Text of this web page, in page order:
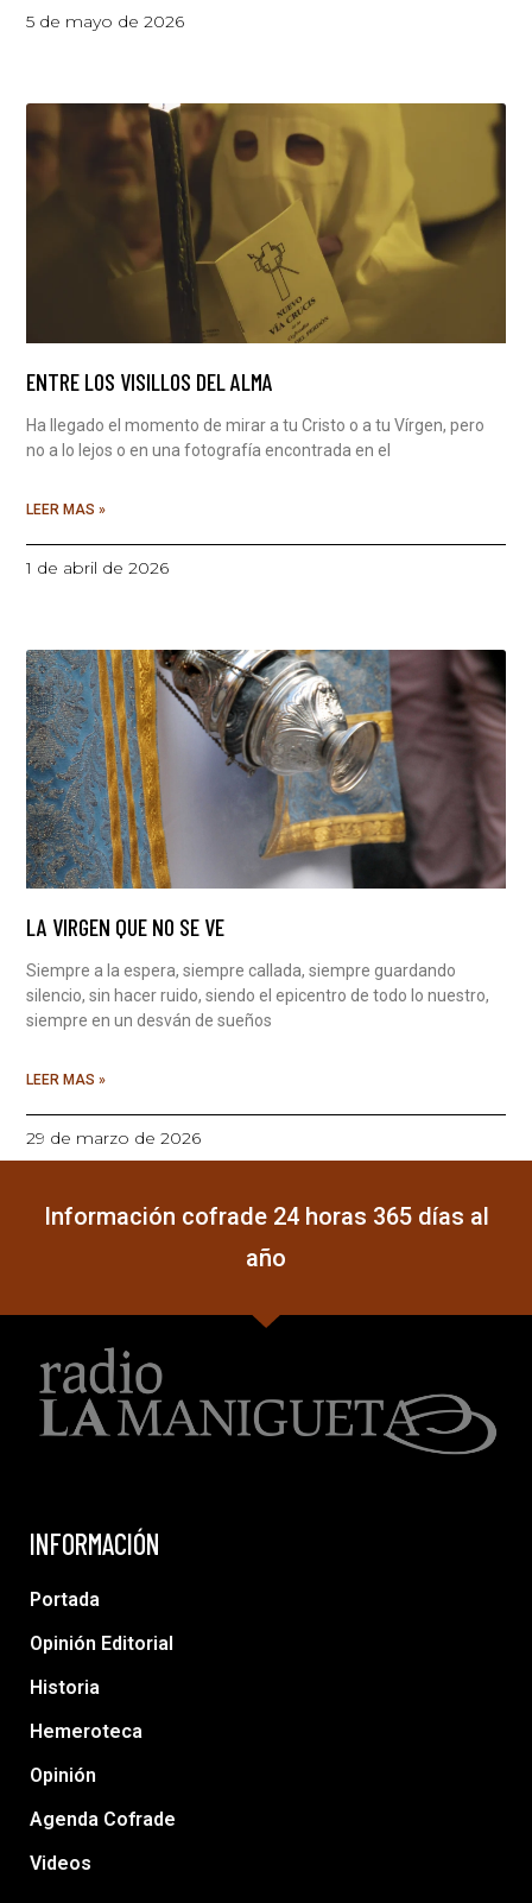
5 de mayo de 2026
ENTRE LOS VISILLOS DEL ALMA
Ha llegado el momento de mirar a tu Cristo o a tu Vírgen, pero
no a lo lejos o en una fotografía encontrada en el
LEER MAS »
1 de abril de 2026
LA VIRGEN QUE NO SE VE
Siempre a la espera, siempre callada, siempre guardando
silencio, sin hacer ruido, siendo el epicentro de todo lo nuestro,
siempre en un desván de sueños
LEER MAS »
29 de marzo de 2026
Información cofrade 24 horas 365 días al
año
INFORMACIÓN
Portada
Opinión Editorial
Historia
Hemeroteca
Opinión
Agenda Cofrade
Videos